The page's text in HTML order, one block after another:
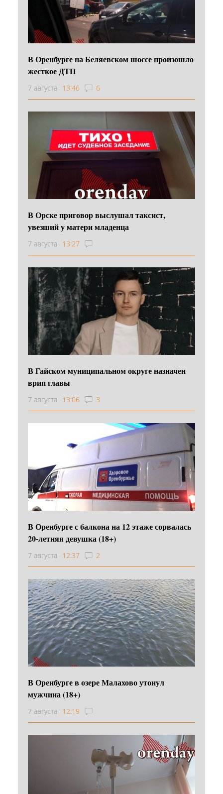
В Оренбурге на Беляевском шоссе произошло
жесткое ДТП
7 августа 13:46 6
В Орске приговор выслушал таксист,
увезший у матери младенца
7 августа 13:27
В Гайском муниципальном округе назначен
врип главы
7 августа 13:06 3
В Оренбурге с балкона на 12 этаже сорвалась
20-летняя девушка (18+)
7 августа 12:37 2
В Оренбурге в озере Малахово утонул
мужчина (18+)
7 августа 12:19